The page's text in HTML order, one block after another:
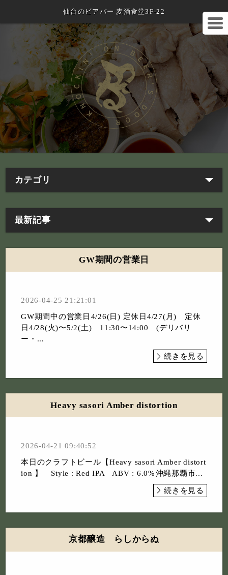
仙台のビアバー 麦酒食堂3F-22
カテゴリ
最新記事
GW期間の営業日
2026-04-25 21:21:01
GW期間中の営業日⁡4/26(日) 定休日4/27(月) 定休
日4/28(火)〜5/2(土) 11:30〜14:00 (デリバリ
ー・...
続きを見る
Heavy sasori Amber distortion
2026-04-21 09:40:52
本日のクラフトビール⁡【Heavy sasori Amber distort
ion 】⁡ Style : Red IPA ABV : 6.0%⁡沖縄那覇市...
続きを見る
京都醸造 らしからぬ